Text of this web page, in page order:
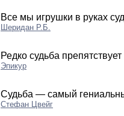
Все мы игрушки в руках
Шеридан Р.Б.
Редко судьба
Эпикур
Судьба — самый
Стефан Цвейг